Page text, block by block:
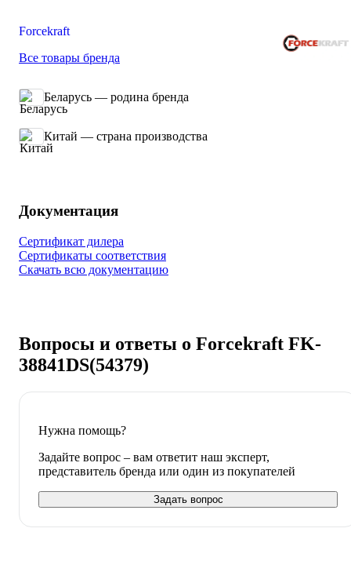
Forcekraft
Все товары бренда
Беларусь — родина бренда
Китай — страна производства
Документация
Сертификат дилера
Сертификаты соответствия
Скачать всю документацию
Вопросы и ответы о Forcekraft FK-
38841DS(54379)
Нужна помощь?
Задайте вопрос – вам ответит наш эксперт,
представитель бренда или один из покупателей
Задать вопрос